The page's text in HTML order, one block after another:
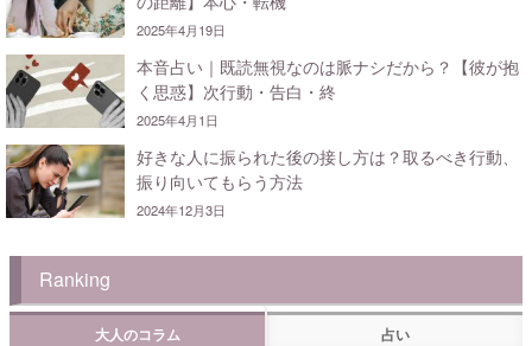
2025年4月19日
本音占い｜既読無視なのは脈ナシだから？【彼が抱
く思惑】次行動・告白・終
2025年4月1日
好きな人に振られた後の接し方は？取るべき行動、
振り向いてもらう方法
2024年12月3日
Ranking
大人のコラム 占い